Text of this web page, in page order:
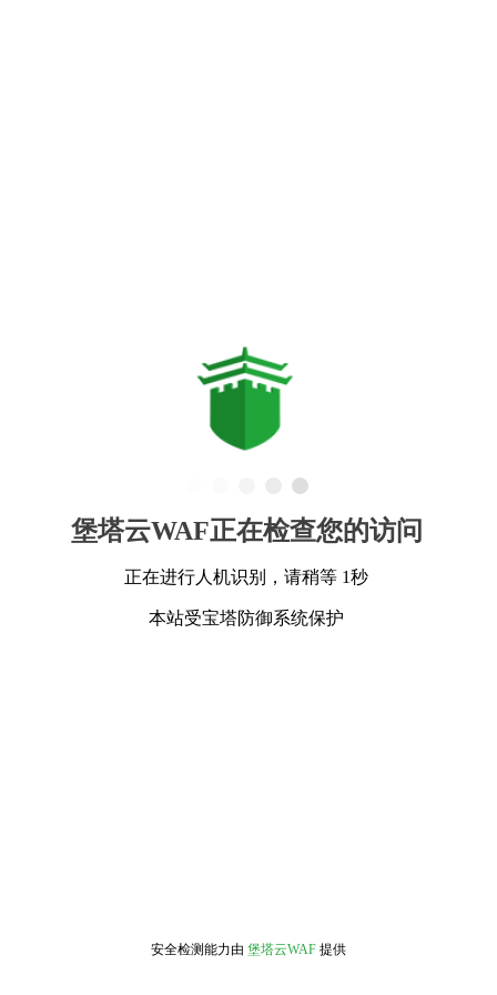
堡塔云WAF正在检查您的访问
正在进行人机识别，请稍等 1秒
本站受宝塔防御系统保护
安全检测能力由 堡塔云WAF 提供